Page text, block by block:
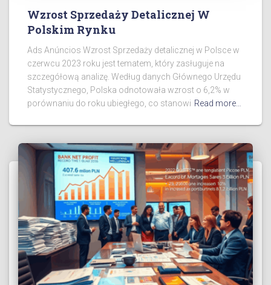
Wzrost Sprzedaży Detalicznej W
Polskim Rynku
Ads Anúncios Wzrost Sprzedaży detalicznej w Polsce w
czerwcu 2023 roku jest tematem, który zasługuje na
szczegółową analizę. Według danych Głównego Urzędu
Statystycznego, Polska odnotowała wzrost o 6,2% w
porównaniu do roku ubiegłego, co stanowi Read more…